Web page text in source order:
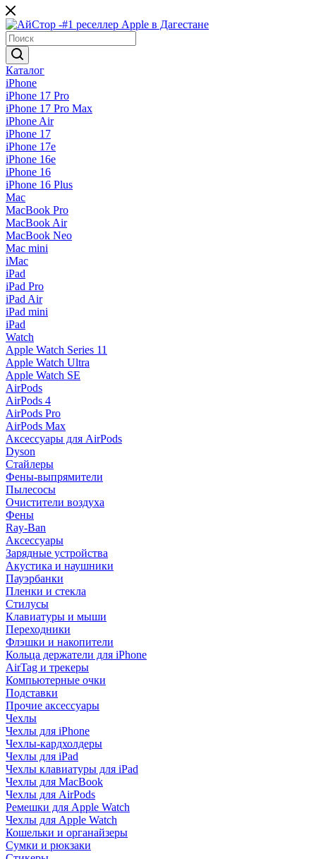
Каталог
iPhone
iPhone 17 Pro
iPhone 17 Pro Max
iPhone Air
iPhone 17
iPhone 17e
iPhone 16e
iPhone 16
iPhone 16 Plus
Mac
MacBook Pro
MacBook Air
MacBook Neo
Mac mini
iMac
iPad
iPad Pro
iPad Air
iPad mini
iPad
Watch
Apple Watch Series 11
Apple Watch Ultra
Apple Watch SE
AirPods
AirPods 4
AirPods Pro
AirPods Max
Аксессуары для AirPods
Dyson
Стайлеры
Фены-выпрямители
Пылесосы
Очистители воздуха
Фены
Ray-Ban
Аксессуары
Зарядные устройства
Акустика и наушники
Пауэрбанки
Пленки и стекла
Стилусы
Клавиатуры и мыши
Переходники
Флэшки и накопители
Кольца держатели для iPhone
AirTag и трекеры
Компьютерные очки
Подставки
Прочие аксессуары
Чехлы
Чехлы для iPhone
Чехлы-кардхолдеры
Чехлы для iPad
Чехлы клавиатуры для iPad
Чехлы для MacBook
Чехлы для AirPods
Ремешки для Apple Watch
Чехлы для Apple Watch
Кошельки и органайзеры
Сумки и рюкзаки